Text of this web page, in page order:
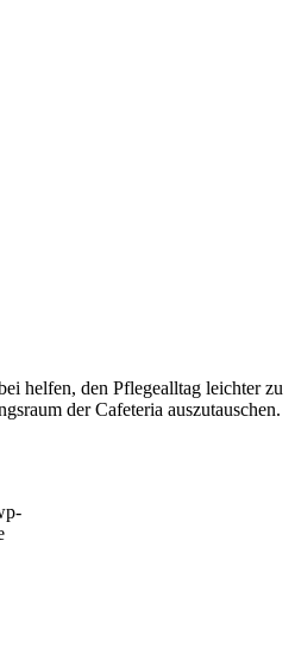
helfen, den Pflegealltag leichter zu
der Cafeteria auszutauschen.